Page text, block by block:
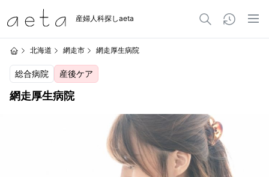
産婦人科探しaeta
北海道 網走市 網走厚生病院
総合病院 産後ケア
網走厚生病院